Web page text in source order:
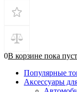
0В корзине пока
Популярные
Аксессуары